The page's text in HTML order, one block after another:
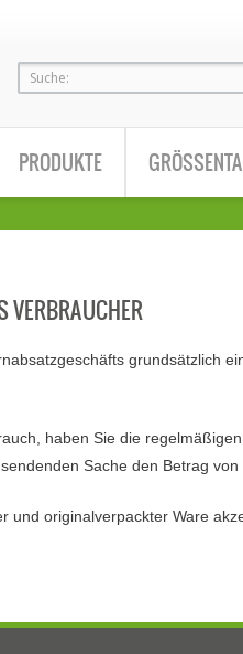
PRODUKTE
VERBRAUCHER
grundsätzlich
haben Sie die
Sache den Betrag
und originalverpackter Ware